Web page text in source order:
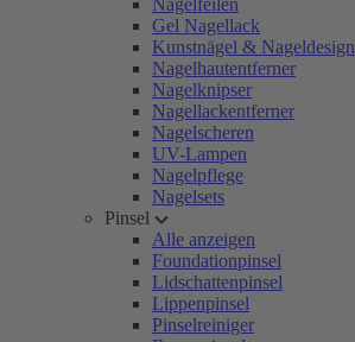
Nagelfeilen
Gel Nagellack
Kunstnägel & Nageldesign
Nagelhautentferner
Nagelknipser
Nagellackentferner
Nagelscheren
UV-Lampen
Nagelpflege
Nagelsets
Pinsel
Alle anzeigen
Foundationpinsel
Lidschattenpinsel
Lippenpinsel
Pinselreiniger